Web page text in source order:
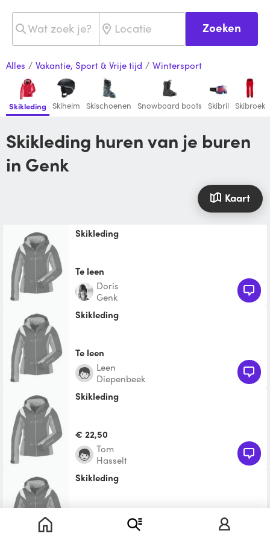
Zoeken
Alles / Vakantie, Sport & Vrije tijd / Wintersport
Skikleding Skihelm Skischoenen Snowboard boots Skibril Skibroek
Skikleding huren van je buren
in Genk
Kaart
Skikleding
Te leen
Doris
Genk
Skikleding
Te leen
Leen
Diepenbeek
skikleding
€ 22,50
Tom
Hasselt
skikleding
Caroline